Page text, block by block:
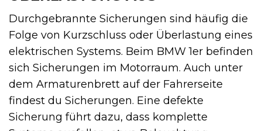
Durchgebrannte Sicherungen sind häufig die
Folge von Kurzschluss oder Überlastung eines
elektrischen Systems. Beim BMW 1er befinden
sich Sicherungen im Motorraum. Auch unter
dem Armaturenbrett auf der Fahrerseite
findest du Sicherungen. Eine defekte
Sicherung führt dazu, dass komplette